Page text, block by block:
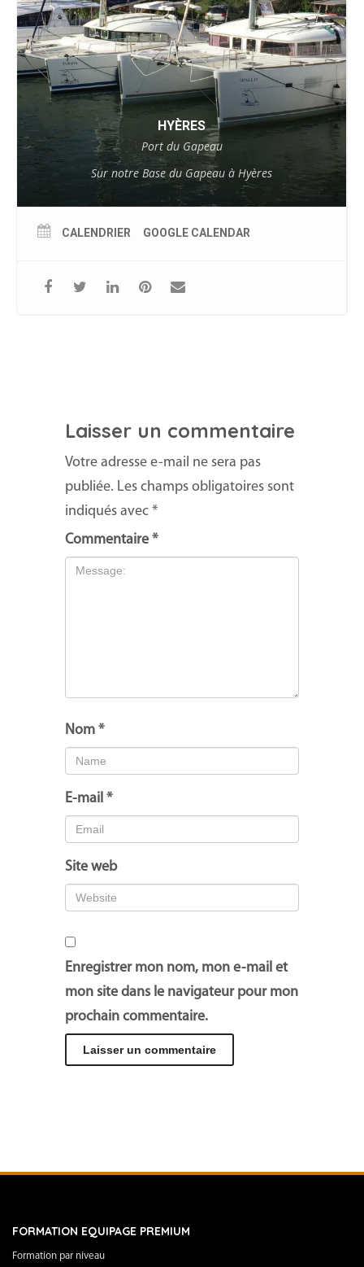
HYÈRES
Port du Gapeau
Sur notre Base du Gapeau à Hyères
CALENDRIER GOOGLE CALENDAR
Laisser un commentaire
Votre adresse e-mail ne sera pas
publiée. Les champs obligatoires sont
indiqués avec *
Commentaire *
Nom *
E-mail *
Site web
Enregistrer mon nom, mon e-mail et
mon site dans le navigateur pour mon
prochain commentaire.
FORMATION EQUIPAGE PREMIUM
Formation par niveau